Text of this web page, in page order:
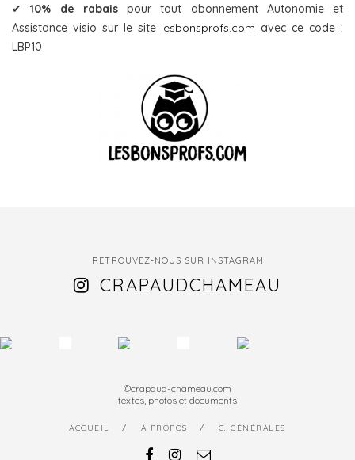
✔10% de rabaispour tout abonnement Autonomie et
Assistance visio sur le site lesbonsprofs.com avec ce code :
LBP10
RETROUVEZ-NOUS SUR INSTAGRAM
CRAPAUDCHAMEAU
©crapaud-chameau.com
textes, photos et documents
ACCUEIL À PROPOS C. GÉNÉRALES